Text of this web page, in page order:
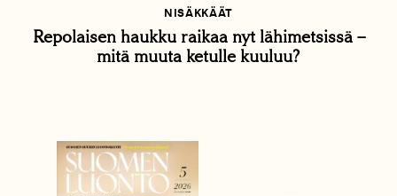
NISÄKKÄÄT
Repolaisen haukku raikaa nyt lähimetsissä –
mitä muuta ketulle kuuluu?